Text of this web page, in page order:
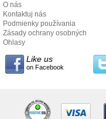
O nás
Kontaktuj nás
Podmienky používania
Zásady ochrany osobných
údajov
Ohlasy
Like us
on Facebook